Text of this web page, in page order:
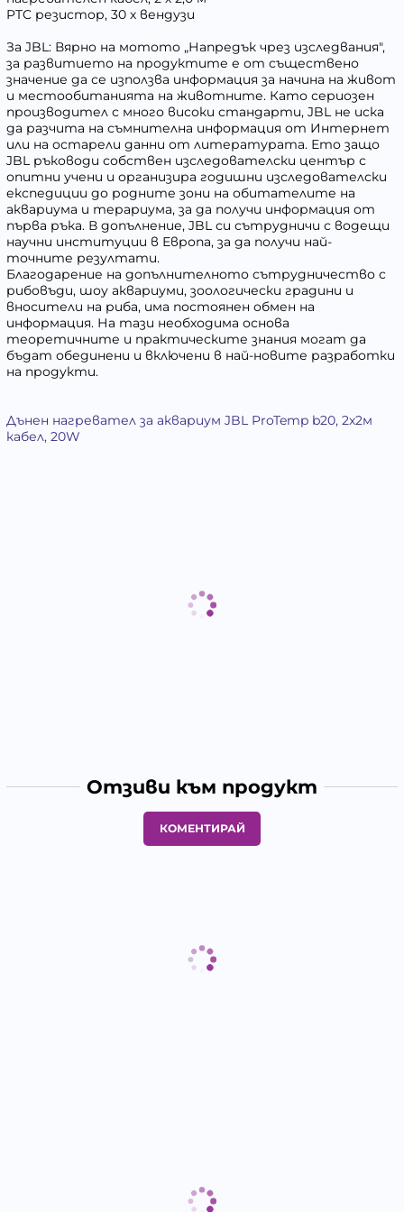
PTC резистор, 30 х вендузи
За JBL: Вярно на мотото „Напредък чрез изследвания",
за развитието на продуктите е от съществено
значение да се използва информация за начина на живот
и местообитанията на животните. Като сериозен
производител с много високи стандарти, JBL не иска
да разчита на съмнителна информация от Интернет
или на остарели данни от литературата. Ето защо
JBL ръководи собствен изследователски център с
опитни учени и организира годишни изследователски
експедиции до родните зони на обитателите на
аквариума и терариума, за да получи информация от
първа ръка. В допълнение, JBL си сътрудничи с водещи
научни институции в Европа, за да получи най-
точните резултати.
Благодарение на допълнителното сътрудничество с
рибовъди, шоу аквариуми, зоологически градини и
вносители на риба, има постоянен обмен на
информация. На тази необходима основа
теоретичните и практическите знания могат да
бъдат обединени и включени в най-новите разработки
на продукти.
Дънен нагревател за аквариум JBL ProTemp b20, 2x2м
кабел, 20W
Отзиви към продукт
КОМЕНТИРАЙ